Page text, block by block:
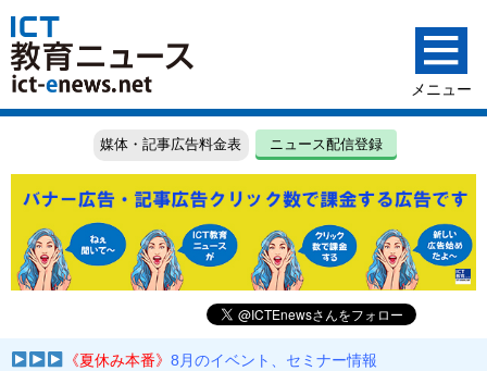
媒体・記事広告料金表 ニュース配信登録
《夏休み本番》8月のイベント、セミナー情報